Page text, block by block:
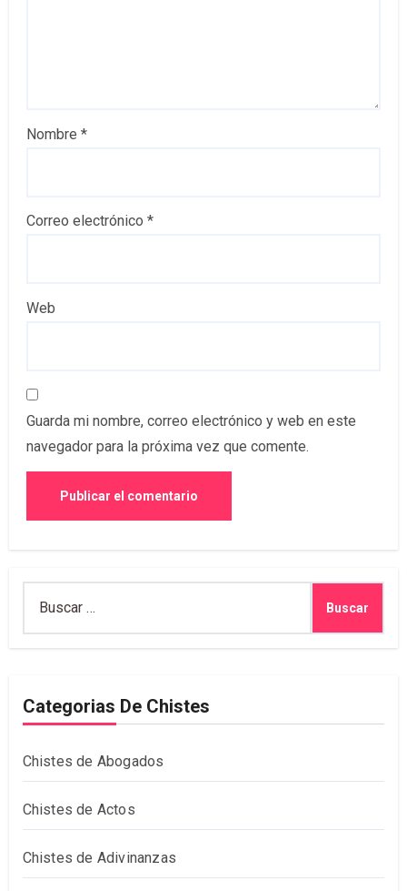
Nombre *
Correo electrónico *
Web
Guarda mi nombre, correo electrónico y web en este
navegador para la próxima vez que comente.
Categorias De Chistes
Chistes de Abogados
Chistes de Actos
Chistes de Adivinanzas